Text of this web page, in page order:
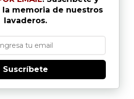
la memoria de nuestros
lavaderos.
Suscríbete